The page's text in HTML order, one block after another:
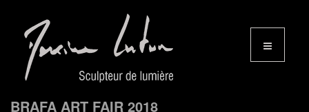
BRAFA ART FAIR 2018